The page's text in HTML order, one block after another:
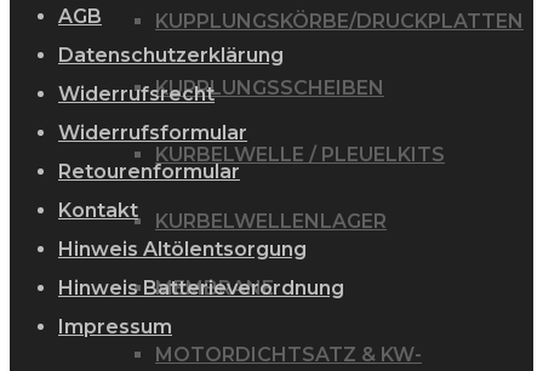
KUPPLUNGSKÖRBE/DRUCKPLATTEN
KUPPLUNGSSCHEIBEN
KURBELWELLE / PLEUELKITS
KURBELWELLENLAGER
MEMBRANE
MOTORDICHTSATZ & KW-
AGB
Datenschutzerklärung
Widerrufsrecht
Widerrufsformular
Retourenformular
Kontakt
Hinweis Altölentsorgung
Hinweis Batterieverordnung
Impressum